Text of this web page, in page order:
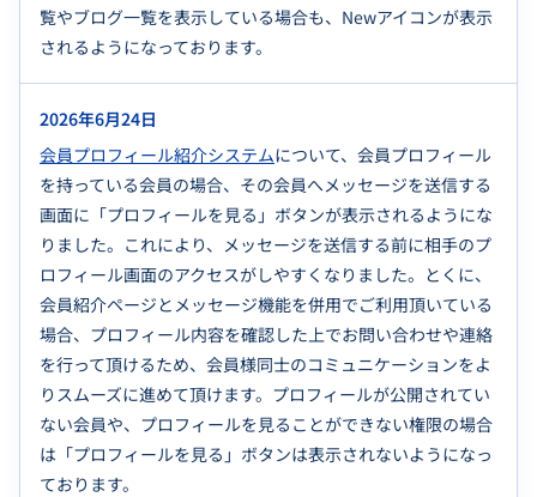
覧やブログ一覧を表示している場合も、Newアイコンが表示
されるようになっております。
2026年6月24日
会員プロフィール紹介システムについて、会員プロフィール
を持っている会員の場合、その会員へメッセージを送信する
画面に「プロフィールを見る」ボタンが表示されるようにな
りました。これにより、メッセージを送信する前に相手のプ
ロフィール画面のアクセスがしやすくなりました。とくに、
会員紹介ページとメッセージ機能を併用でご利用頂いている
場合、プロフィール内容を確認した上でお問い合わせや連絡
を行って頂けるため、会員様同士のコミュニケーションをよ
りスムーズに進めて頂けます。プロフィールが公開されてい
ない会員や、プロフィールを見ることができない権限の場合
は「プロフィールを見る」ボタンは表示されないようになっ
ております。